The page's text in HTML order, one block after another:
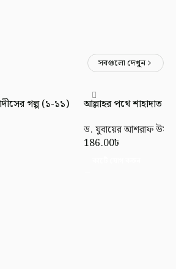
সবগুলো দেখুন
গল্প (১-১১)
আল্লাহর পথে শাহাদাত
ড. যুবায়ের আশরাফ
186.00৳